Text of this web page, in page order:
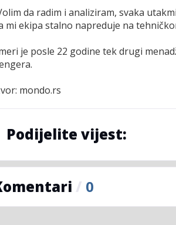
da radim i analiziram, svaka
mi ekipa stalno napreduje na
je posle 22 godine tek drugi
mondo.rs
Podijelite vijest:
/ 0